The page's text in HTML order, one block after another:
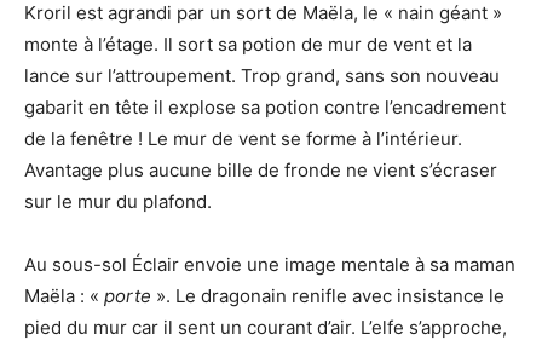
Kroril est agrandi par un sort de Maëla, le « nain géant »
monte à l’étage. Il sort sa potion de mur de vent et la
lance sur l’attroupement. Trop grand, sans son nouveau
gabarit en tête il explose sa potion contre l’encadrement
de la fenêtre ! Le mur de vent se forme à l’intérieur.
Avantage plus aucune bille de fronde ne vient s’écraser
sur le mur du plafond.
Au sous-sol Éclair envoie une image mentale à sa maman
Maëla : « porte ». Le dragonain renifle avec insistance le
pied du mur car il sent un courant d’air. L’elfe s’approche,